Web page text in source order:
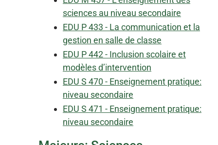
sciences au niveau secondaire
EDU P 433 - La communication et la
gestion en salle de classe
EDU P 442 - Inclusion scolaire et
modèles d’intervention
EDU S 470 - Enseignement pratique:
niveau secondaire
EDU S 471 - Enseignement pratique:
niveau secondaire